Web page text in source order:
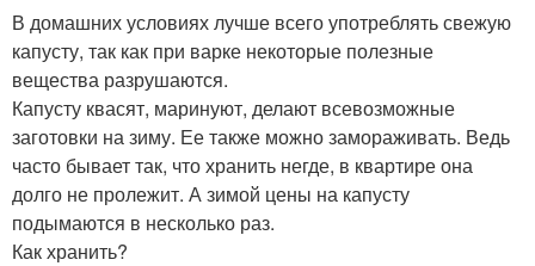
В домашних условиях лучше всего употреблять свежую
капусту, так как при варке некоторые полезные
вещества разрушаются.
Капусту квасят, маринуют, делают всевозможные
заготовки на зиму. Ее также можно замораживать. Ведь
часто бывает так, что хранить негде, в квартире она
долго не пролежит. А зимой цены на капусту
подымаются в несколько раз.
Как хранить?